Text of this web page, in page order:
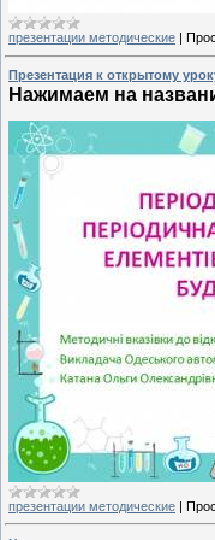
презентации методические |
Презентация к открытому
Нажимаем на
презентации методические |